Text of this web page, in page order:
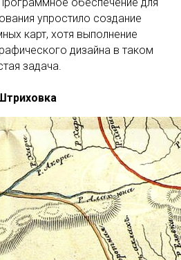
упростило создание
карт, хотя выполнение
дизайна в таком
задача.